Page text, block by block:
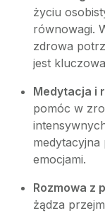
życiu
równowagi.
zdrowa
jest
Medytacja i
pomóc w
emocjami.
Rozmowa z
żądza